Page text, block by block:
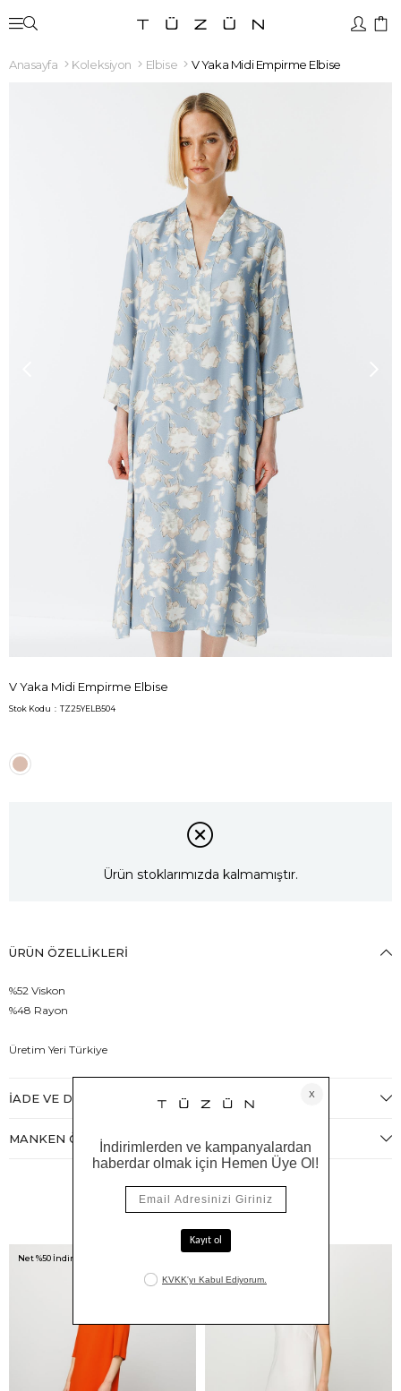
Anasayfa Koleksiyon Elbise V Yaka Midi Empirme Elbise
V Yaka Midi Empirme Elbise
Stok Kodu TZ25YELB504
Ürün stoklarımızda kalmamıştır.
ÜRÜN ÖZELLIKLERI
%52 Viskon
%48 Rayon
Üretim Yeri Türkiye
İADE VE DEĞIŞIM
MANKEN ÖLÇÜLERI
Benzer Ürünler
Net %50 İndirim!